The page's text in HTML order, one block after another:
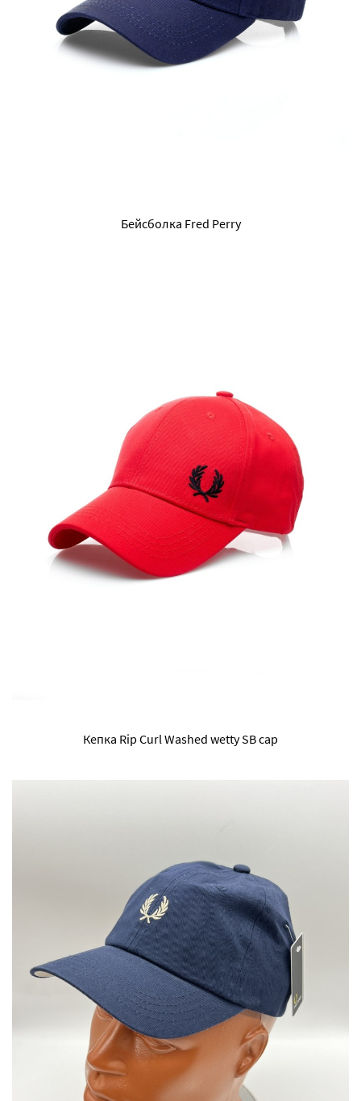
Бейсболка Fred Perry
Кепка Rip Curl Washed wetty SB cap